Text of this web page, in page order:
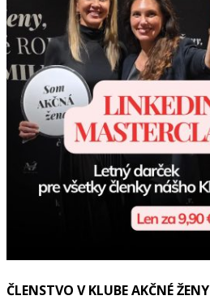
ČLENSTVO V KLUBE AKČNÉ ŽENY